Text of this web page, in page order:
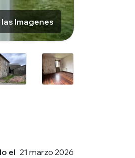
Imagenes
el 21 marzo 2026